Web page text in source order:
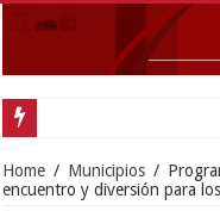
Home / Municipios /
encuentro y diversión para